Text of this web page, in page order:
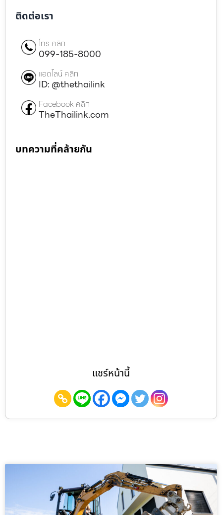
ติดต่อเรา
โทร คลิก
099-185-8000
แอดไลน์ คลิก
ID: @thethailink
Facebook คลิก
TheThailink.com
บทความที่คล้ายกัน
แชร์หน้านี้